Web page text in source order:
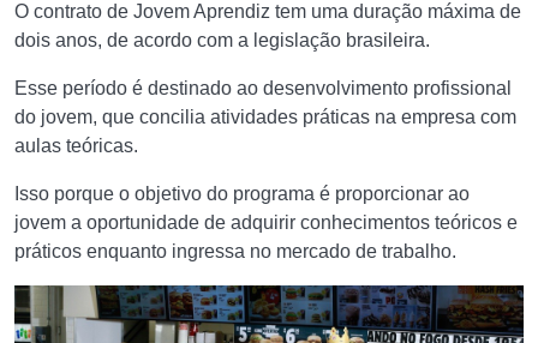
O contrato de Jovem Aprendiz tem uma duração máxima de
dois anos, de acordo com a legislação brasileira.
Esse período é destinado ao desenvolvimento profissional
do jovem, que concilia atividades práticas na empresa com
aulas teóricas.
Isso porque o objetivo do programa é proporcionar ao
jovem a oportunidade de adquirir conhecimentos teóricos e
práticos enquanto ingressa no mercado de trabalho.